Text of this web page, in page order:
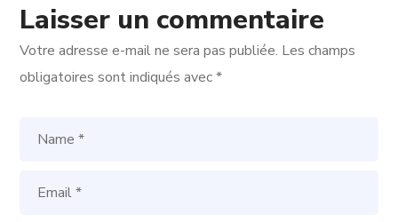
Laisser un commentaire
Votre adresse e-mail ne sera pas publiée. Les champs
obligatoires sont indiqués avec*